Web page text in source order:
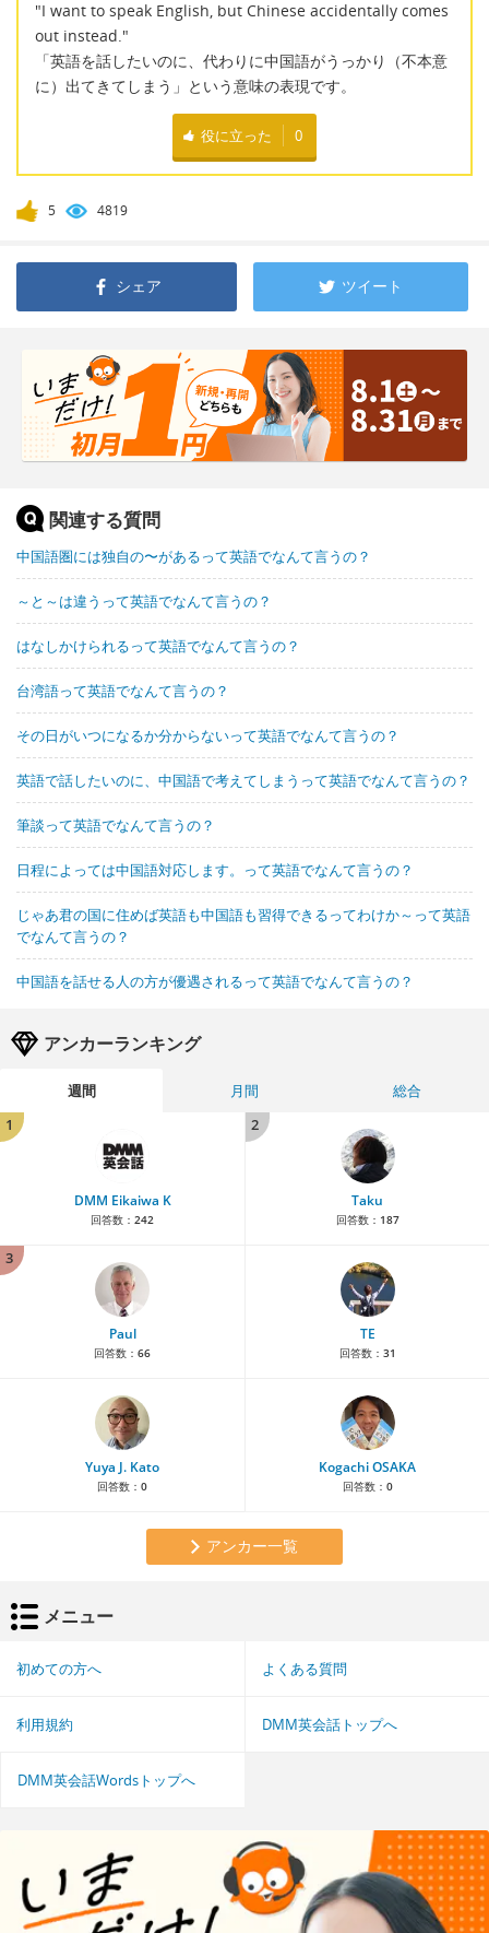
"I want to speak English, but Chinese accidentally comes
out instead."
「英語を話したいのに、代わりに中国語がうっかり（不本意
に）出てきてしまう」という意味の表現です。
役に立った 0
5 4819
シェア ツイート
関連する質問
中国語圏には独自の〜があるって英語でなんて言うの？
～と～は違うって英語でなんて言うの？
はなしかけられるって英語でなんて言うの？
台湾語って英語でなんて言うの？
その日がいつになるか分からないって英語でなんて言うの？
英語で話したいのに、中国語で考えてしまうって英語でなんて言うの？
筆談って英語でなんて言うの？
日程によっては中国語対応します。って英語でなんて言うの？
じゃあ君の国に住めば英語も中国語も習得できるってわけか～って英語
でなんて言うの？
中国語を話せる人の方が優遇されるって英語でなんて言うの？
アンカーランキング
週間 月間
総合
1
DMM Eikaiwa K
回答数： 242
2
Taku
回答数： 187
3
Paul
回答数： 66
TE
回答数： 31
Yuya J. Kato
回答数： 0
Kogachi OSAKA
回答数： 0
アンカー一覧
メニュー
初めての方へ よくある質問
利用規約 DMM英会話トップへ
DMM英会話Wordsトップへ